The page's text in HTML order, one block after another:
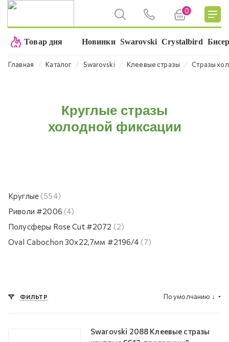
0
Товар дня Новинки Swarovski Crystalbird
Главная ⁄ Каталог ⁄ Swarovski ⁄ Клеевые стразы ⁄ Стразы
Круглые стразы
холодной фиксации
Круглые (554)
Риволи #2006 (4)
Полусферы Rose Cut #2072 (2)
Oval Cabochon 30х22,7мм #2196/4 (7)
ФИЛЬТР По умолчанию ↓
Swarovski 2088 Клеевые стразы